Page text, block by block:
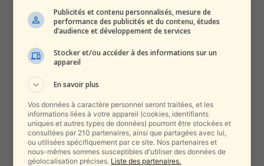
Publicités et contenu personnalisés, mesure de
performance des publicités et du contenu, études
d’audience et développement de services
Stocker et/ou accéder à des informations sur un
appareil
En savoir plus
Vos données à caractère personnel seront traitées, et les
informations liées à votre appareil (cookies, identifiants
uniques et autres types de données) pourront être stockées et
consultées par 210 partenaires, ainsi que partagées avec lui,
ou utilisées spécifiquement par ce site. Nos partenaires et
nous-mêmes sommes susceptibles d'utiliser des données de
géolocalisation précises. Liste des partenaires.